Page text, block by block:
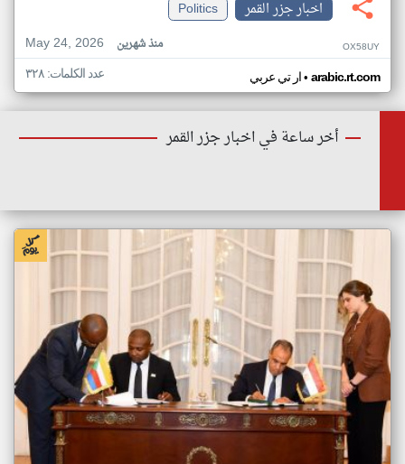
اخبار جزر القمر
Politics
May 24, 2026
منذ شهرين OX58UY
ار تي عربي• arabic.rt.com عدد الكلمات: ٣٢٨
أخر ساعة في اخبار جزر القمر